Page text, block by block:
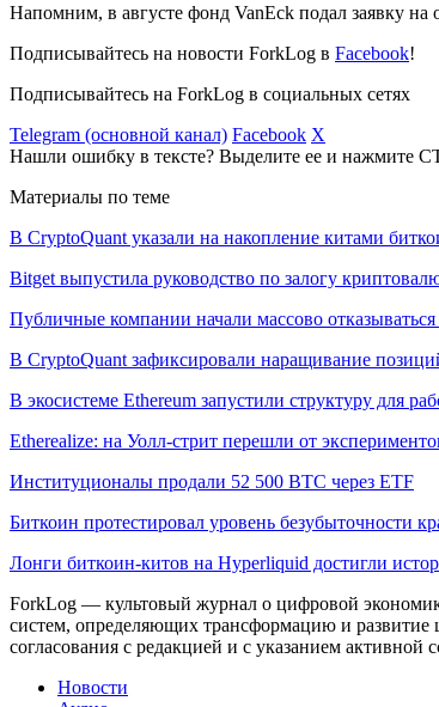
Напомним, в августе фонд VanEck подал заявку
Подписывайтесь на новости ForkLog в Facebook!
Подписывайтесь на ForkLog в социальных сетях
Telegram (основной канал) Facebook X
Нашли ошибку в тексте? Выделите ее и нажмите
Материалы по теме
В CryptoQuant указали на накопление китами
Bitget выпустила руководство по залогу
Публичные компании начали массово
В CryptoQuant зафиксировали наращивание
В экосистеме Ethereum запустили структуру для
Etherealize: на Уолл-стрит перешли от
Институционалы продали 52 500 BTC через ETF
Биткоин протестировал уровень безубыточности
Лонги биткоин-китов на Hyperliquid достигли
ForkLog — культовый журнал о цифровой
систем, определяющих трансформацию и развитие
согласования с редакцией и с указанием активной
Новости